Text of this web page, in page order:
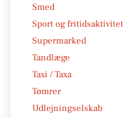
Smed
Sport og fritidsaktivitet
Supermarked
Tandlæge
Taxi / Taxa
Tømrer
Udlejningselskab